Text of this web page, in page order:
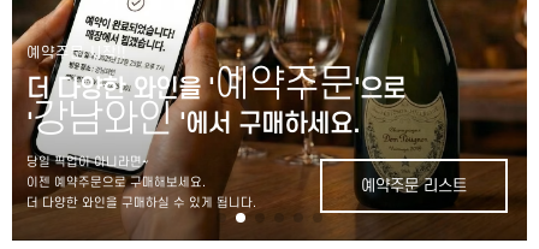
예약주문 시작!!
더 다양한 와인을 '예약주문'으로
'강남와인'에서 구매하세요.
당일 픽업이 아니라면~
이젠 예약주문으로 구매해보세요.
더 다양한 와인을 구매하실 수 있게 됩니다.
예약주문 리스트